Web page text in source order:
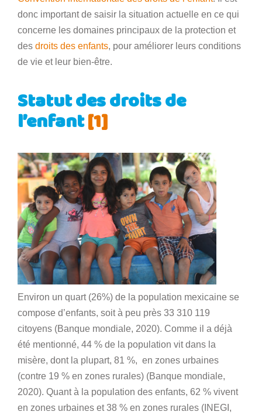
donc important de saisir la situation actuelle en ce qui
concerne les domaines principaux de la protection et
des droits des enfants, pour améliorer leurs conditions
de vie et leur bien-être.
Statut des droits de
l’enfant[1]
Environ un quart (26%) de la population mexicaine se
compose d’enfants, soit à peu près 33 310 119
citoyens (Banque mondiale, 2020). Comme il a déjà
été mentionné, 44 % de la population vit dans la
misère, dont la plupart, 81 %, en zones urbaines
(contre 19 % en zones rurales) (Banque mondiale,
2020). Quant à la population des enfants, 62 % vivent
en zones urbaines et 38 % en zones rurales (INEGI,